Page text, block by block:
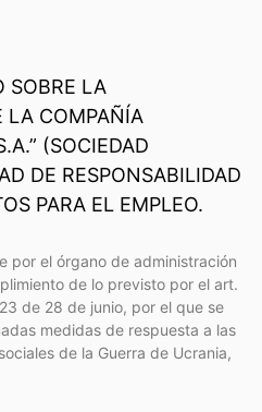
SOBRE LA
LA COMPAÑÍA
(SOCIEDAD
DE RESPONSABILIDAD
PARA EL EMPLEO.
por el órgano de administración
de lo previsto por el art.
de 28 de junio, por el que se
medidas de respuesta a las
de la Guerra de Ucrania,